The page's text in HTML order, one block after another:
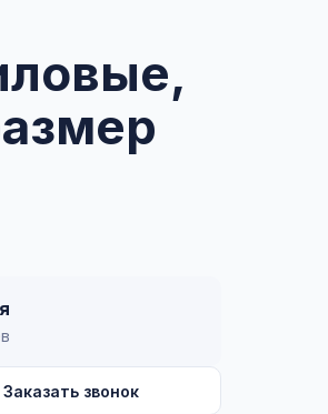
Заказать звонок